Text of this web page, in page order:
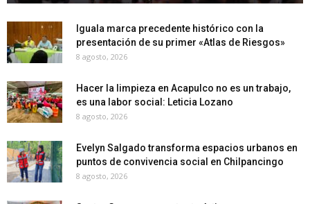
Iguala marca precedente histórico con la
presentación de su primer «Atlas de Riesgos»
8 agosto, 2026
Hacer la limpieza en Acapulco no es un trabajo,
es una labor social: Leticia Lozano
8 agosto, 2026
Evelyn Salgado transforma espacios urbanos en
puntos de convivencia social en Chilpancingo
8 agosto, 2026